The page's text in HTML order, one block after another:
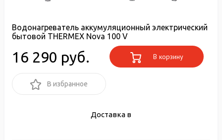
Водонагреватель аккумуляционный электрический
бытовой THERMEX Nova 100 V
16 290 руб. В корзину
В избранное
Доставка в